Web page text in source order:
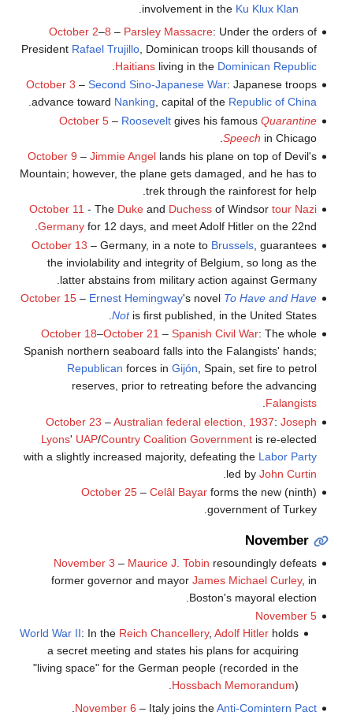
involvement in the Ku Klux Klan
October 2–8 – Parsley Massacre: Under the orders of
President Rafael Trujillo, Dominican troops kill thousands of
Haitiansliving in the Dominican Republic
October 3 – Second Sino-Japanese War: Japanese troops
advance toward Nanking , capital of the Republic of China
October 5– Rooseveltgives his famous Quarantine
Speech in Chicago.
October 9 – Jimmie Angellands his plane on top of Devil's
Mountain; however, the plane gets damaged, and he has to
trek through the rainforest for help.
October 11 - The Dukeand Duchessof Windsor tour Nazi
Germanyfor 12 days, and meet Adolf Hitler on the 22nd.
October 13 – Germany, in a note to Brussels, guarantees
the inviolability and integrity of Belgium, so long as the
latter abstains from military action against Germany.
October 15– Ernest Hemingway's novel To Have and Have
Notis first published, in the United States.
October 18–October 21 – Spanish Civil War: The whole
Spanish northern seaboard falls into the Falangists' hands;
Republican forces in Gijón, Spain, set fire to petrol
reserves, prior to retreating before the advancing
Falangists
.
October 23 –Australian federal election, 1937: Joseph
Lyons' UAP/Country Coalition Governmentis re-elected
with a slightly increased majority, defeating the Labor Party
led by John Curtin
October 25– Celâl Bayarforms the new (ninth)
government of Turkey.
November
November 3 – Maurice J. Tobin resoundingly defeats
former governor and mayor James Michael Curley, in
Boston's mayoral election.
November 5
World War II: In the Reich Chancellery,Adolf Hitler holds
a secret meeting and states his plans for acquiring
"living space" for the German people (recorded in the
Hossbach Memorandum).
November 6 – Italy joins theAnti-Comintern Pact
.